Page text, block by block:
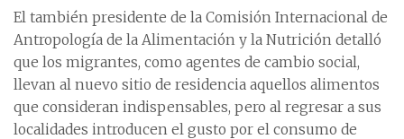
El también presidente de la Comisión Internacional de
Antropología de la Alimentación y la Nutrición detalló
que los migrantes, como agentes de cambio social,
llevan al nuevo sitio de residencia aquellos alimentos
que consideran indispensables, pero al regresar a sus
localidades introducen el gusto por el consumo de